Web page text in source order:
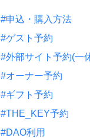
#申込・購入方法
#ゲスト予約
#外部サイト予約(一
#オーナー予約
#ギフト予約
#THE_KEY予約
#DAO利用